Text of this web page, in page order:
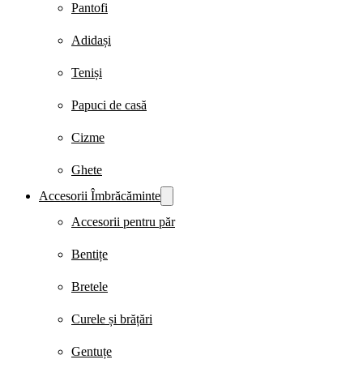
Pantofi
Adidași
Teniși
Papuci de casă
Cizme
Ghete
Accesorii Îmbrăcăminte
Accesorii pentru păr
Bentițe
Bretele
Curele și brățări
Gentuțe